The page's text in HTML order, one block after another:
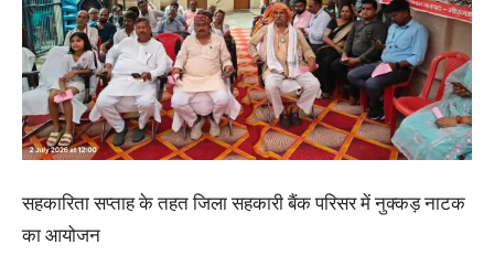
सहकारिता सप्ताह के तहत जिला सहकारी बैंक परिसर में नुक्कड़ नाटक
का आयोजन